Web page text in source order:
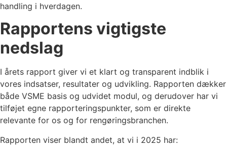
handling i hverdagen.
Rapportens vigtigste
nedslag
I årets rapport giver vi et klart og transparent indblik i
vores indsatser, resultater og udvikling. Rapporten dækker
både VSME basis og udvidet modul, og derudover har vi
tilføjet egne rapporteringspunkter, som er direkte
relevante for os og for rengøringsbranchen.
Rapporten viser blandt andet, at vi i 2025 har: